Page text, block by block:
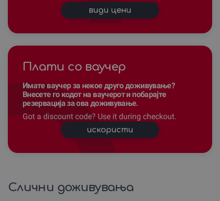
види цени
Плати со ваучер
Имате ваучер за некое друго доживување?
Внесете го кодот на ваучерот и побарајте
резервација за ова доживување.
Got a discount code? Use it during checkout.
искористи
Слични доживувања